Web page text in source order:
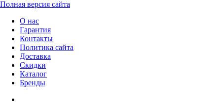
Полная версия сайта
О нас
Гарантия
Контакты
Политика сайта
Доставка
Скидки
Каталог
Бренды